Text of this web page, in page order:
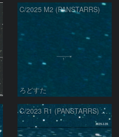
C/2025 M2 (PANSTARRS)
ろどすた
C/2023 R1 (PANSTARRS) の変化